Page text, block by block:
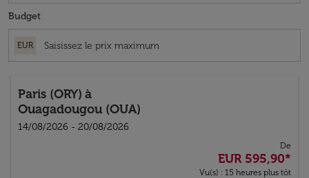
Budget
EUR
Paris (ORY) à
Ouagadougou (OUA)
14/08/2026 - 20/08/2026
De
EUR 595,90*
Vu(s) : 15 heures plus tôt